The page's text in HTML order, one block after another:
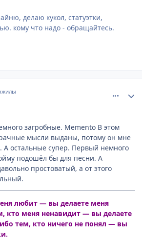
делаю кукол, статуэтки,
кому что надо - обращайтесь.
загробные. Memento В этом
мысли выданы, потому он мне
остальные супер. Первый немного
подошёл бы для песни. А
простоватый, а от этого
любит — вы делаете меня
кто меня ненавидит — вы делаете
тем, кто ничего не понял — вы